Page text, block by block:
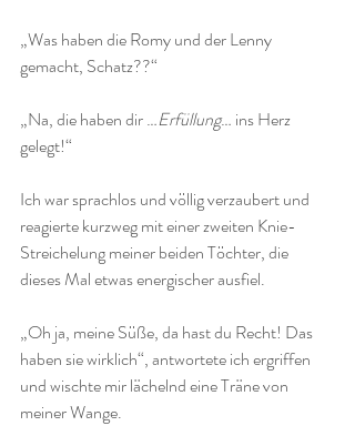
„Was haben die Romy und der Lenny
gemacht, Schatz??“
„Na, die haben dir …Erfüllung… ins Herz
gelegt!“
Ich war sprachlos und völlig verzaubert und
reagierte kurzweg mit einer zweiten Knie-
Streichelung meiner beiden Töchter, die
dieses Mal etwas energischer ausfiel.
„Oh ja, meine Süße, da hast du Recht! Das
haben sie wirklich“, antwortete ich ergriffen
und wischte mir lächelnd eine Träne von
meiner Wange.